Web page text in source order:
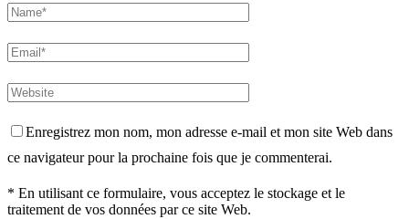
Enregistrez mon nom, mon adresse e-mail et mon site Web dans
ce navigateur pour la prochaine fois que je commenterai.
* En utilisant ce formulaire, vous acceptez le stockage et le
traitement de vos données par ce site Web.